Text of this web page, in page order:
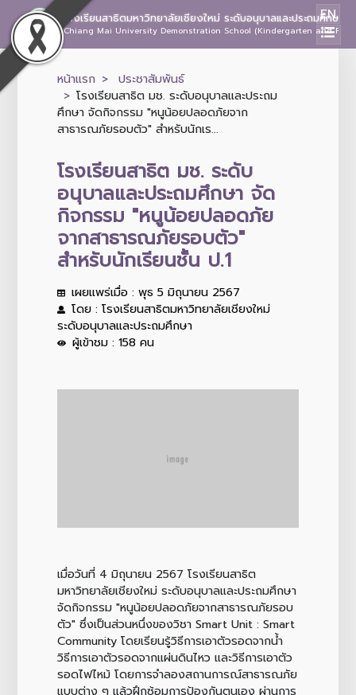
โรงเรียนสาธิตมหาวิทยาลัยเชียงใหม่ ระดับอนุบาลและประถมศึกษา
Chiang Mai University Demonstration School (Kindergarten and
EN
หน้าแรก
ประชาสัมพันธ์
โรงเรียนสาธิต มช. ระดับอนุบาลและประถม
ศึกษา จัดกิจกรรม "หนูน้อยปลอดภัยจาก
สาธารณภัยรอบตัว" สำหรับนักเร...
โรงเรียนสาธิต มช. ระดับ
อนุบาลและประถมศึกษา จัด
กิจกรรม "หนูน้อยปลอดภัย
จากสาธารณภัยรอบตัว"
สำหรับนักเรียนชั้น ป.1
เผยแพร่เมื่อ : พุธ 5 มิถุนายน 2567
โดย : โรงเรียนสาธิตมหาวิทยาลัยเชียงใหม่
ระดับอนุบาลและประถมศึกษา
ผู้เข้าชม : 158 คน
เมื่อวันที่ 4 มิถุนายน 2567 โรงเรียนสาธิต
มหาวิทยาลัยเชียงใหม่ ระดับอนุบาลและประถมศึกษา
จัดกิจกรรม "หนูน้อยปลอดภัยจากสาธารณภัยรอบ
ตัว" ซึ่งเป็นส่วนหนึ่งของวิชา Smart Unit : Smart
Community โดยเรียนรู้วิธีการเอาตัวรอดจากน้ำ
วิธีการเอาตัวรอดจากแผ่นดินไหว และวิธีการเอาตัว
รอดไฟไหม้ โดยการจำลองสถานการณ์สาธารณภัย
แบบต่าง ๆ แล้วฝึกซ้อมการป้องกันตนเอง ผ่านการ